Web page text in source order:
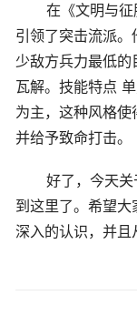
在《文明与征
引领了突击流派
少敌方兵力最低
瓦解。技能特点
为主，这种风格
并给予致命打击。
好了，今天关
到这里了。希望大
深入的认识，并且